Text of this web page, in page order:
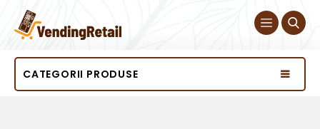
CATEGORII PRODUSE